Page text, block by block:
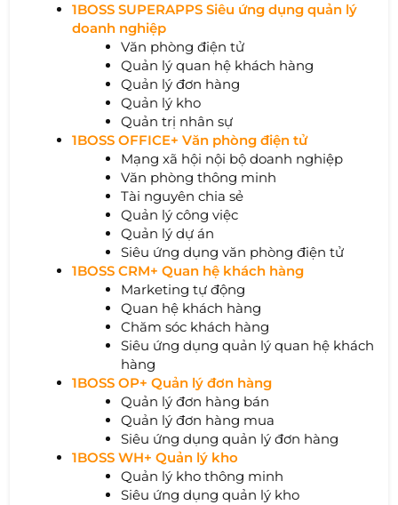
1BOSS SUPERAPPS Siêu ứng dụng quản lý
doanh nghiệp
Văn phòng điện tử
Quản lý quan hệ khách hàng
Quản lý đơn hàng
Quản lý kho
Quản trị nhân sự
1BOSS OFFICE+ Văn phòng điện tử
Mạng xã hội nội bộ doanh nghiệp
Văn phòng thông minh
Tài nguyên chia sẻ
Quản lý công việc
Quản lý dự án
Siêu ứng dụng văn phòng điện tử
1BOSS CRM+ Quan hệ khách hàng
Marketing tự động
Quan hệ khách hàng
Chăm sóc khách hàng
Siêu ứng dụng quản lý quan hệ khách
hàng
1BOSS OP+ Quản lý đơn hàng
Quản lý đơn hàng bán
Quản lý đơn hàng mua
Siêu ứng dụng quản lý đơn hàng
1BOSS WH+ Quản lý kho
Quản lý kho thông minh
Siêu ứng dụng quản lý kho